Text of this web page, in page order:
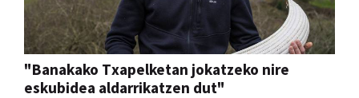
"Banakako Txapelketan jokatzeko nire
eskubidea aldarrikatzen dut"